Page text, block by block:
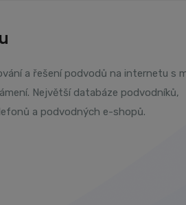
a řešení podvodů na internetu s
Největší databáze podvodníků,
a podvodných e-shopů.